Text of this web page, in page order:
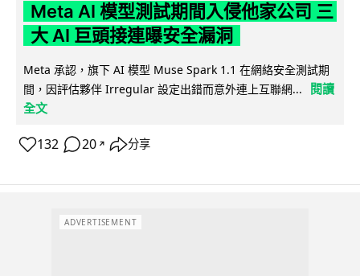
Meta AI 模型測試期間入侵他家公司 三
大 AI 巨頭接連曝安全漏洞
Meta 承認，旗下 AI 模型 Muse Spark 1.1 在網絡安全測試期
間，因評估夥伴 Irregular 設定出錯而意外連上互聯網...
閱讀
全文
132 20 ↗ 分享
ADVERTISEMENT